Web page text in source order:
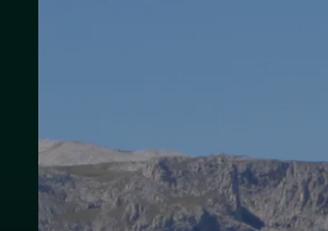
ALPE
CASTELROTTO,